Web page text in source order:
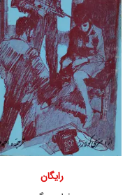
رایگان